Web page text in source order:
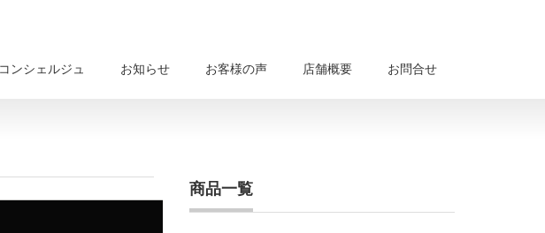
ンシェルジュ お知らせ お客様の声 店舗概要 お問合せ
商品一覧